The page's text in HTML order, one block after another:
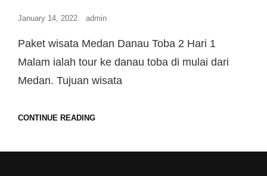
January 14, 2022 admin
Paket wisata Medan Danau Toba 2 Hari 1
Malam ialah tour ke danau toba di mulai dari
Medan. Tujuan wisata
CONTINUE READING